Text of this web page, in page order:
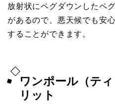
放射状にペグダウンしたペ
があるので、悪天候でも安
することができます。
ワンポール（テ
リット